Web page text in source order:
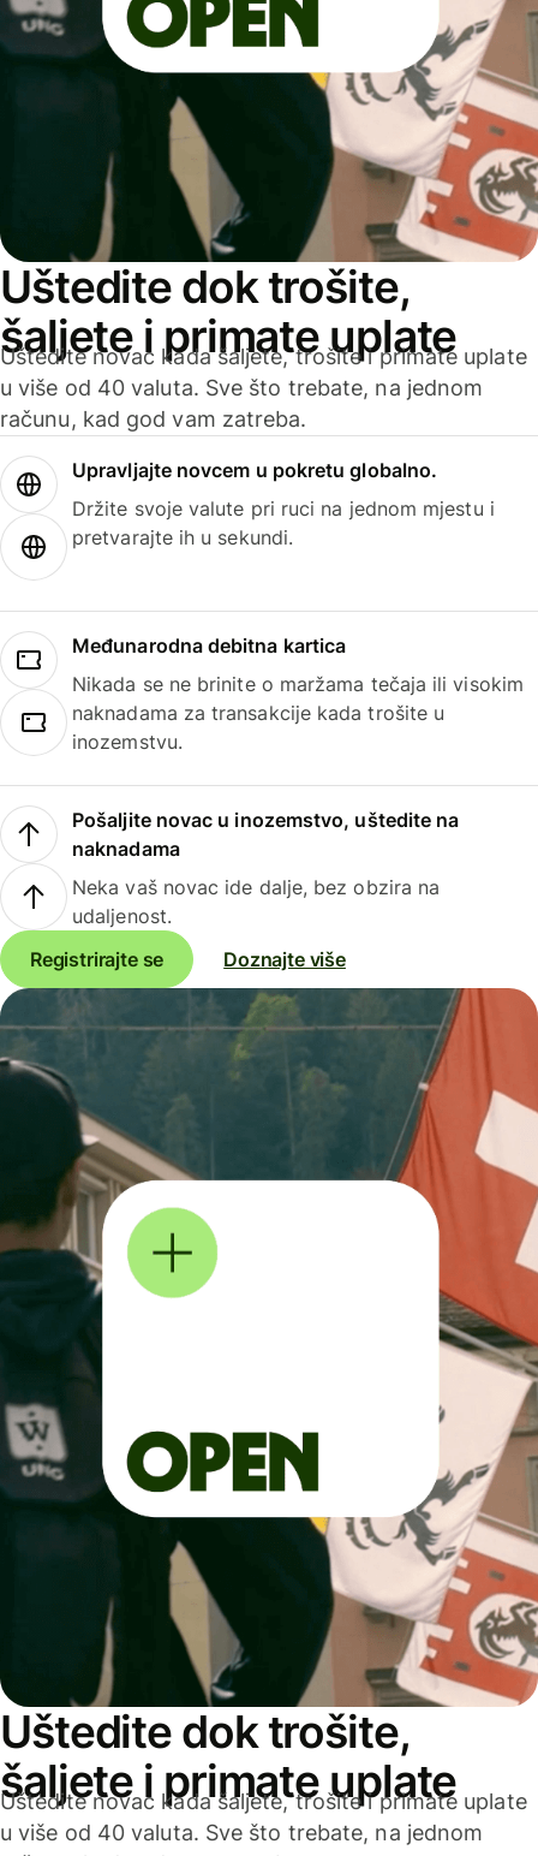
Uštedite dok trošite,
šaljete i primate uplate
Uštedite novac kada šaljete, trošite i primate uplate
u više od 40 valuta. Sve što trebate, na jednom
računu, kad god vam zatreba.
Upravljajte novcem u pokretu globalno.
Držite svoje valute pri ruci na jednom mjestu i
pretvarajte ih u sekundi.
Međunarodna debitna kartica
Nikada se ne brinite o maržama tečaja ili visokim
naknadama za transakcije kada trošite u
inozemstvu.
Pošaljite novac u inozemstvo, uštedite na
naknadama
Neka vaš novac ide dalje, bez obzira na
udaljenost.
Registrirajte se
Doznajte više
Uštedite dok trošite,
šaljete i primate uplate
Uštedite novac kada šaljete, trošite i primate uplate
u više od 40 valuta. Sve što trebate, na jednom